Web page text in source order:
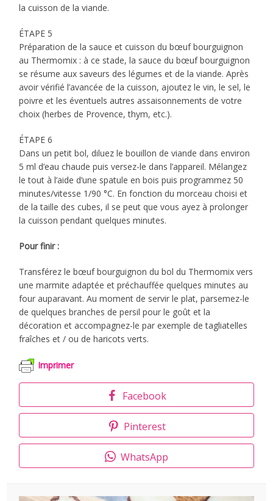
la cuisson de la viande.
ÉTAPE 5
Préparation de la sauce et cuisson du bœuf bourguignon
au Thermomix : à ce stade, la sauce du bœuf bourguignon
se résume aux saveurs des légumes et de la viande. Après
avoir vérifié l’avancée de la cuisson, ajoutez le vin, le sel, le
poivre et les éventuels autres assaisonnements de votre
choix (herbes de Provence, thym, etc.).
ÉTAPE 6
Dans un petit bol, diluez le bouillon de viande dans environ
5 ml d’eau chaude puis versez-le dans l’appareil. Mélangez
le tout à l’aide d’une spatule en bois puis programmez 50
minutes/vitesse 1/90 °C. En fonction du morceau choisi et
de la taille des cubes, il se peut que vous ayez à prolonger
la cuisson pendant quelques minutes.
Pour finir :
Transférez le bœuf bourguignon du bol du Thermomix vers
une marmite adaptée et préchauffée quelques minutes au
four auparavant. Au moment de servir le plat, parsemez-le
de quelques branches de persil pour le goût et la
décoration et accompagnez-le par exemple de tagliatelles
fraîches et / ou de haricots verts.
Imprimer
Facebook
Pinterest
WhatsApp